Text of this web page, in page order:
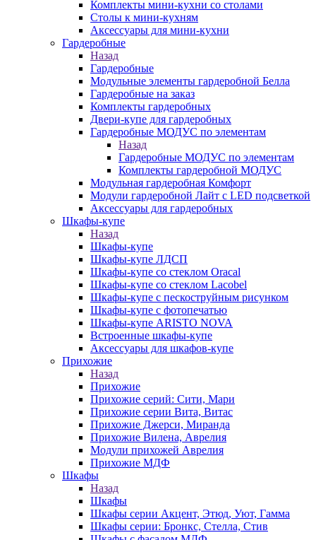
Комплекты мини-кухни со столами
Столы к мини-кухням
Аксессуары для мини-кухни
Гардеробные
Назад
Гардеробные
Модульные элементы гардеробной Белла
Гардеробные на заказ
Комплекты гардеробных
Двери-купе для гардеробных
Гардеробные МОДУС по элементам
Назад
Гардеробные МОДУС по элементам
Комплекты гардеробной МОДУС
Модульная гардеробная Комфорт
Модули гардеробной Лайт с LED подсветкой
Аксессуары для гардеробных
Шкафы-купе
Назад
Шкафы-купе
Шкафы-купе ЛДСП
Шкафы-купе со стеклом Oracal
Шкафы-купе со стеклом Lacobel
Шкафы-купе с пескоструйным рисунком
Шкафы-купе с фотопечатью
Шкафы-купе ARISTO NOVA
Встроенные шкафы-купе
Аксессуары для шкафов-купе
Прихожие
Назад
Прихожие
Прихожие серий: Сити, Мари
Прихожие серии Вита, Витас
Прихожие Джерси, Миранда
Прихожие Вилена, Аврелия
Модули прихожей Аврелия
Прихожие МДФ
Шкафы
Назад
Шкафы
Шкафы серии Акцент, Этюд, Уют, Гамма
Шкафы серии: Бронкс, Стелла, Стив